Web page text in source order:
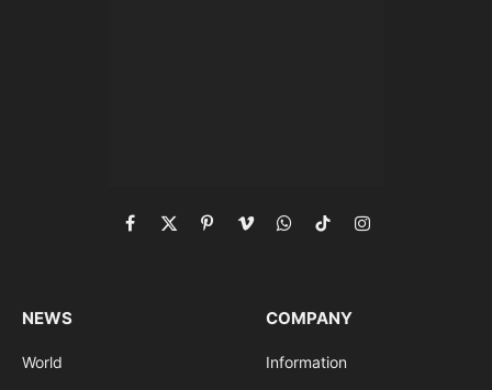
Facebook
X
PinterestVimeoWhatsApp
TikTokInstagram
NEWS
World
COMPANY
Information